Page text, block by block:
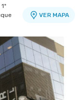
VER MAPA
Atlântico
-
VER MAPA